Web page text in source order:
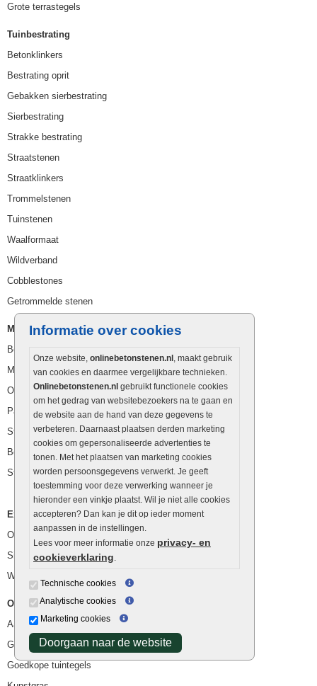
Informatie over cookies
Onze website, onlinebetonstenen.nl , maakt gebruik
van cookies en daarmee vergelijkbare technieken.
Onlinebetonstenen.nl gebruikt functionele cookies
om het gedrag van websitebezoekers na te gaan en
de website aan de hand van deze gegevens te
verbeteren. Daarnaast plaatsen derden marketing
cookies om gepersonaliseerde advertenties te
tonen. Met het plaatsen van marketing cookies
worden persoonsgegevens verwerkt. Je geeft
toestemming voor deze verwerking wanneer je
hieronder een vinkje plaatst. Wil je niet alle cookies
accepteren? Dan kan je dit op ieder moment
aanpassen in de instellingen.
Lees voor meer informatie onze privacy- en
cookieverklaring
Technische cookies
Analytische cookies
Marketing cookies
Doorgaan naar de website
Grote terrastegels
Tuinbestrating
Betonklinkers
Bestrating oprit
Gebakken sierbestrating
Sierbestrating
Strakke bestrating
Straatstenen
Straatklinkers
Trommelstenen
Tuinstenen
Waalformaat
Wildverband
Cobblestones
Getrommelde stenen
Muurelementen
Betonbielzen
Muurstenen
Opsluitbanden
Palissaden
Stapelblokken
Betonblokken
Stapelstenen
Extra benodigdheden
Ophoogzand
Siergrind en siersplit
Waterafvoer
Overig
Aanbiedingen
Goedkope bestrating
Goedkope tuintegels